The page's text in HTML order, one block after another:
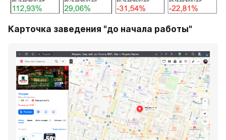
Карточка заведения "до начала работы"